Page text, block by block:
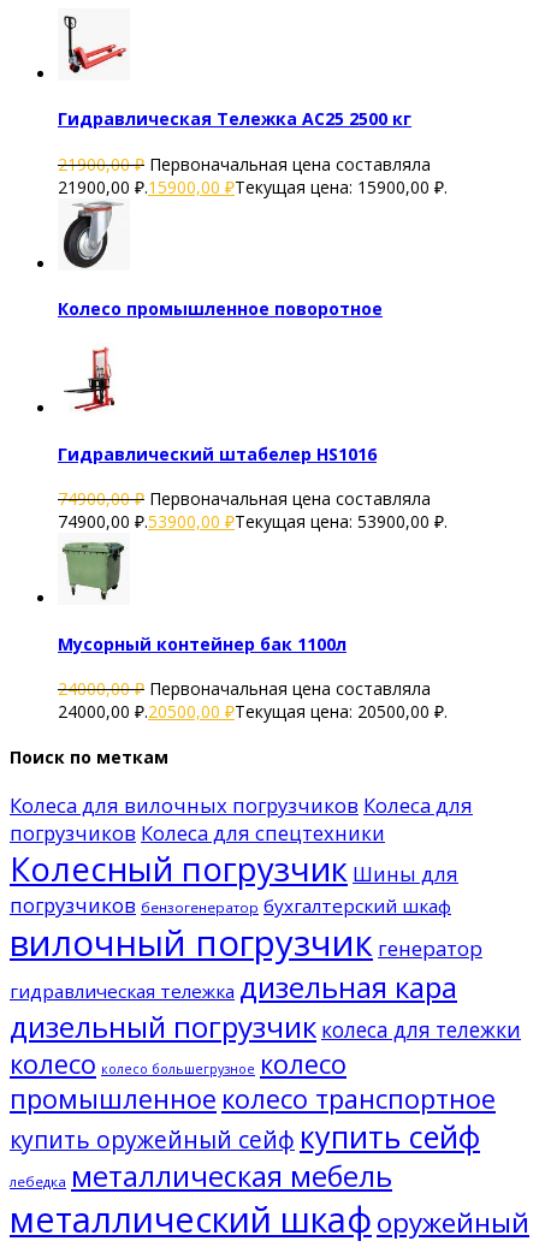
Гидравлическая Тележка AC25 2500 кг
21900,00₽ Первоначальная цена составляла
21900,00 ₽.15900,00 ₽Текущая цена: 15900,00 ₽.
Колесо промышленное поворотное
Гидравлический штабелер HS1016
74900,00₽ Первоначальная цена составляла
74900,00 ₽.53900,00 ₽Текущая цена: 53900,00 ₽.
Мусорный контейнер бак 1100л
24000,00₽ Первоначальная цена составляла
24000,00 ₽.20500,00 ₽Текущая цена: 20500,00 ₽.
Поиск по меткам
Колеса для вилочных погрузчиков Колеса для
погрузчиков Колеса для спецтехники
Колесный погрузчик Шины для
погрузчиков бензогенератор бухгалтерский шкаф
вилочный погрузчик генератор
гидравлическая тележка дизельная кара
дизельный погрузчик колеса для тележки
колесо колесо большегрузное колесо
промышленное колесо транспортное
купить оружейный сейф купить сейф
лебедка металлическая мебель
металлический шкафоружейный